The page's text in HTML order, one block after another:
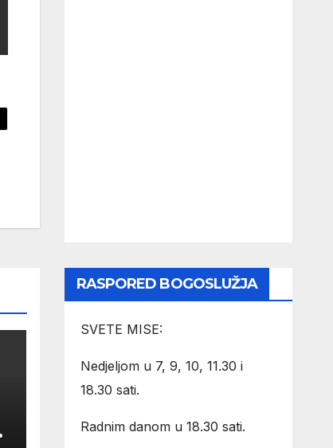
RASPORED BOGOSLUŽJA
SVETE MISE:
Nedjeljom u 7, 9, 10, 11.30 i
18.30 sati.
Radnim danom u 18.30 sati.